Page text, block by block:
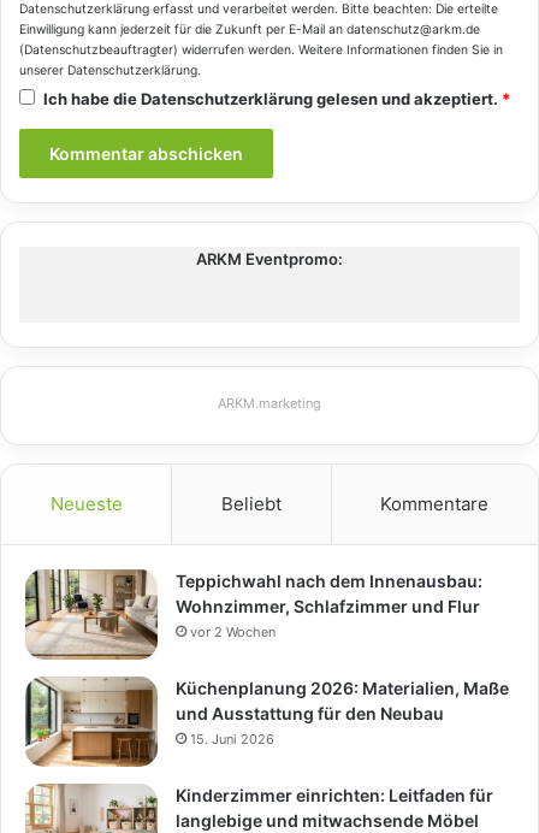
Datenschutzerklärung erfasst und verarbeitet werden. Bitte beachten: Die erteilte
Einwilligung kann jederzeit für die Zukunft per E-Mail an datenschutz@arkm.de
(Datenschutzbeauftragter) widerrufen werden. Weitere Informationen finden Sie in
unserer Datenschutzerklärung.
Ich habe dieDatenschutzerklärunggelesen und akzeptiert. *
ARKM Eventpromo:
ARKM.marketing
Neueste Beliebt Kommentare
Teppichwahl nach dem Innenausbau:
Wohnzimmer, Schlafzimmer und Flur
vor 2 Wochen
Küchenplanung 2026: Materialien, Maße
und Ausstattung für den Neubau
15. Juni 2026
Kinderzimmer einrichten: Leitfaden für
langlebige und mitwachsende Möbel